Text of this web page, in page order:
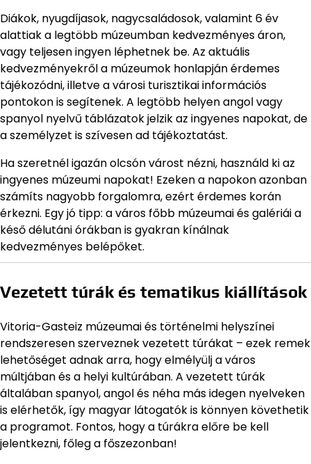
Diákok, nyugdíjasok, nagycsaládosok, valamint 6 év
alattiak a legtöbb múzeumban kedvezményes áron,
vagy teljesen ingyen léphetnek be. Az aktuális
kedvezményekről a múzeumok honlapján érdemes
tájékozódni, illetve a városi turisztikai információs
pontokon is segítenek. A legtöbb helyen angol vagy
spanyol nyelvű táblázatok jelzik az ingyenes napokat, de
a személyzet is szívesen ad tájékoztatást.
Ha szeretnél igazán olcsón várost nézni, használd ki az
ingyenes múzeumi napokat! Ezeken a napokon azonban
számíts nagyobb forgalomra, ezért érdemes korán
érkezni. Egy jó tipp: a város főbb múzeumai és galériái a
késő délutáni órákban is gyakran kínálnak
kedvezményes belépőket.
Vezetett túrák és tematikus kiállítások
Vitoria-Gasteiz múzeumai és történelmi helyszínei
rendszeresen szerveznek vezetett túrákat – ezek remek
lehetőséget adnak arra, hogy elmélyülj a város
múltjában és a helyi kultúrában. A vezetett túrák
általában spanyol, angol és néha más idegen nyelveken
is elérhetők, így magyar látogatók is könnyen követhetik
a programot. Fontos, hogy a túrákra előre be kell
jelentkezni, főleg a főszezonban!